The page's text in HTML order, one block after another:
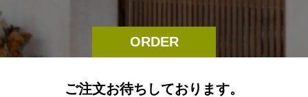
ORDER
ご注文お待ちしております。